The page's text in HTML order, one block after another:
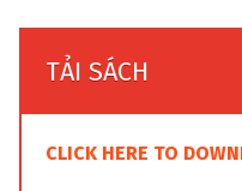
TẢI SÁCH
CLICK HERE TO